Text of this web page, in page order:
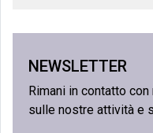
NEWSLETTER
Rimani in contatto
sulle nostre attività e